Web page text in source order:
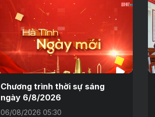
Chương trình thời sự sáng
ngày 6/8/2026
06/08/2026 05:30